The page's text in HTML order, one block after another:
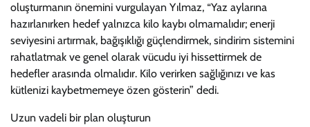
oluşturmanın önemini vurgulayan Yılmaz, “Yaz aylarına
hazırlanırken hedef yalnızca kilo kaybı olmamalıdır; enerji
seviyesini artırmak, bağışıklığı güçlendirmek, sindirim sistemini
rahatlatmak ve genel olarak vücudu iyi hissettirmek de
hedefler arasında olmalıdır. Kilo verirken sağlığınızı ve kas
kütlenizi kaybetmemeye özen gösterin” dedi.
Uzun vadeli bir plan oluşturun